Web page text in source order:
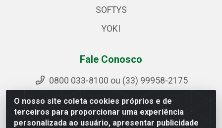
O nosso site coleta cookies próprios e de
terceiros para proporcionar uma experiência
personalizada ao usuário, apresentar publicidade
SOFTYS
YOKI
Fale Conosco
0800 033-8100 ou (33) 99958-2175
sac@ipirangamg.com.br
Acompanhe nossas publicações